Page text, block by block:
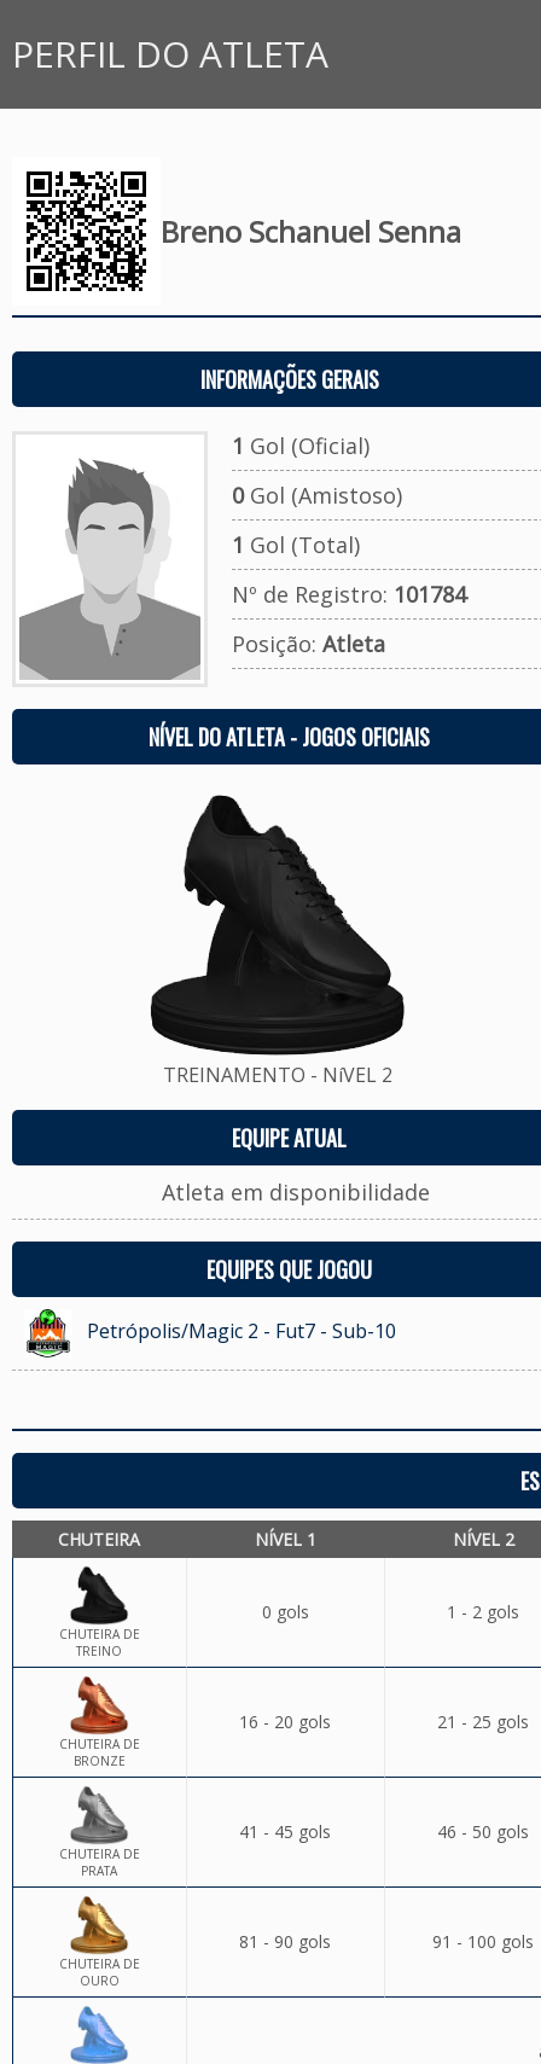
PERFIL DO ATLETA
Breno Schanuel Senna
INFORMAÇÕES GERAIS
1 Gol (Oficial)
0Gol (Amistoso)
1 Gol (Total)
Nº de Registro: 101784
Posição: Atleta
NÍVEL DO ATLETA - JOGOS OFICIAIS
TREINAMENTO - NíVEL 2
EQUIPE ATUAL
Atleta em disponibilidade
EQUIPES QUE JOGOU
Petrópolis/Magic 2 - Fut7 - Sub-10
CHUTEIRA NÍVEL 1 NÍVEL 2
CHUTEIRA DE
TREINO
0 gols 1 - 2 gols
CHUTEIRA DE
BRONZE
16 - 20 gols 21 - 25 gols
CHUTEIRA DE
PRATA
41 - 45 gols 46 - 50 gols
CHUTEIRA DE
OURO
81 - 90 gols 91 - 100 gols